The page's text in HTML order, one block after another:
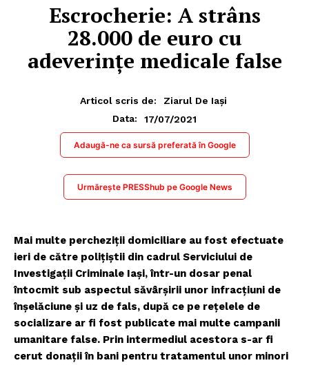
Escrocherie: A strâns
28.000 de euro cu
adeverințe medicale false
Articol scris de:
Ziarul De Iași
Data:
17/07/2021
Adaugă-ne ca sursă preferată în Google
Urmărește PRESShub pe Google News
Mai multe percheziţii domiciliare au fost efectuate
ieri de către poliţiştii din cadrul Serviciului de
Investigaţii Criminale Iaşi, într-un dosar penal
întocmit sub aspectul săvârşirii unor infracţiuni de
înşelăciune şi uz de fals, după ce pe reţelele de
socializare ar fi fost publicate mai multe campanii
umanitare false. Prin intermediul acestora s-ar fi
cerut donaţii în bani pentru tratamentul unor minori